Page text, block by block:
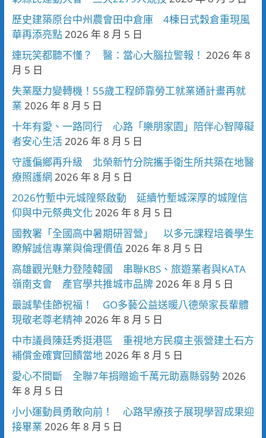
歷史建築原台中州農會田中倉庫 4棟日式穀倉重現風
華再添亮點2026 年 8 月 5 日
連玩笑都聽不懂？ 醫：當心大腦拉警報！ 2026 年 8
月 5 日
失業壓力變轉機！55歲工程師靠勞工就業通計畫再就
業 2026 年 8 月 5 日
十年有愛、一路同行 心路「樂朋家園」陪伴心智障礙
者安心生活2026 年 8 月 5 日
守護偏鄉再升級 北榮新竹分院攜手衛生所共築在地醫
療照護網 2026 年 8 月 5 日
2026竹塹中元城隍祭啟動 延續竹塹城深厚的城隍信
仰與中元祭典文化 2026 年 8 月 5 日
國教署「全國高中暑期研習營」 以多元課程培養學生
瞭解誠信專業與倫理價值 2026 年 8 月 5 日
高雄觀光魅力登陸韓國 串聯KBS、旅遊業者與KATA
嶺南支會 產官學共推城市品牌2026 年 8 月 5 日
最誠摯佳節祝福！ GO多藝公益送暖八德榮家長輩體
現敬老尊老精神 2026 年 8 月 5 日
中市議員陳廷秀挺港區 重視地方民瘼主張營建土石方
補償金確實回饋當地2026 年 8 月 5 日
愛心不間斷 全聯7年捐贈逾千萬元助嘉縣弱勢2026
年 8 月 5 日
小小運動員勇敢向前！ 心路早療孩子展現學習成果迎
接畢業 2026 年 8 月 5 日